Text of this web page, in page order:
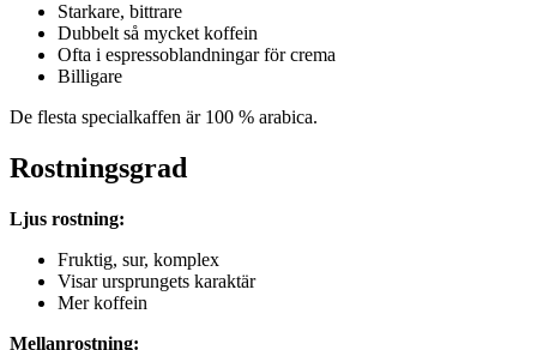
Starkare, bittrare
Dubbelt så mycket koffein
Ofta i espressoblandningar för crema
Billigare
De flesta specialkaffen är 100 % arabica.
Rostningsgrad
Ljus rostning:
Fruktig, sur, komplex
Visar ursprungets karaktär
Mer koffein
Mellanrostning: